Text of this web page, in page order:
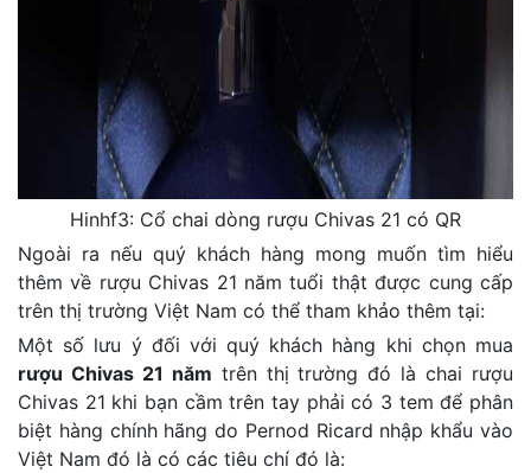
Hinhf3: Cổ chai dòng rượu Chivas 21 có QR
Ngoài ra nếu quý khách hàng mong muốn tìm hiểu
thêm về rượu Chivas 21 năm tuổi thật được cung cấp
trên thị trường Việt Nam có thể tham khảo thêm tại:
Một số lưu ý đối với quý khách hàng khi chọn mua
rượu Chivas 21 năm trên thị trường đó là chai rượu
Chivas 21 khi bạn cầm trên tay phải có 3 tem để phân
biệt hàng chính hãng do Pernod Ricard nhập khẩu vào
Việt Nam đó là có các tiêu chí đó là: